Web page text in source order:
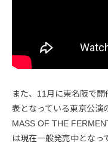
また、11月に東名阪で
表となっている東京公演
MASS OF THE
は現在一般発売中となっ